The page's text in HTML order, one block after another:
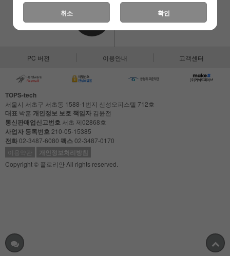
연결하기
PC 버전 이용안내 고객센터
TOPS-tech
서울시 서초구 서초동 1588-1번지 신성오피스텔 712호
대표 박훈 개인정보 보호 책임자 김윤전
통신판매업신고번호 서초 제02868호
사업자 등록번호 210-05-15385
전화02-3487-6080 팩스02-3487-0170
이용약관
개인정보처리방침
Copyright © 플로리안 All rights reserved.
취소 확인